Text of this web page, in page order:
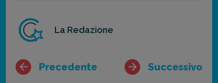
La Redazione
Precedente Successivo